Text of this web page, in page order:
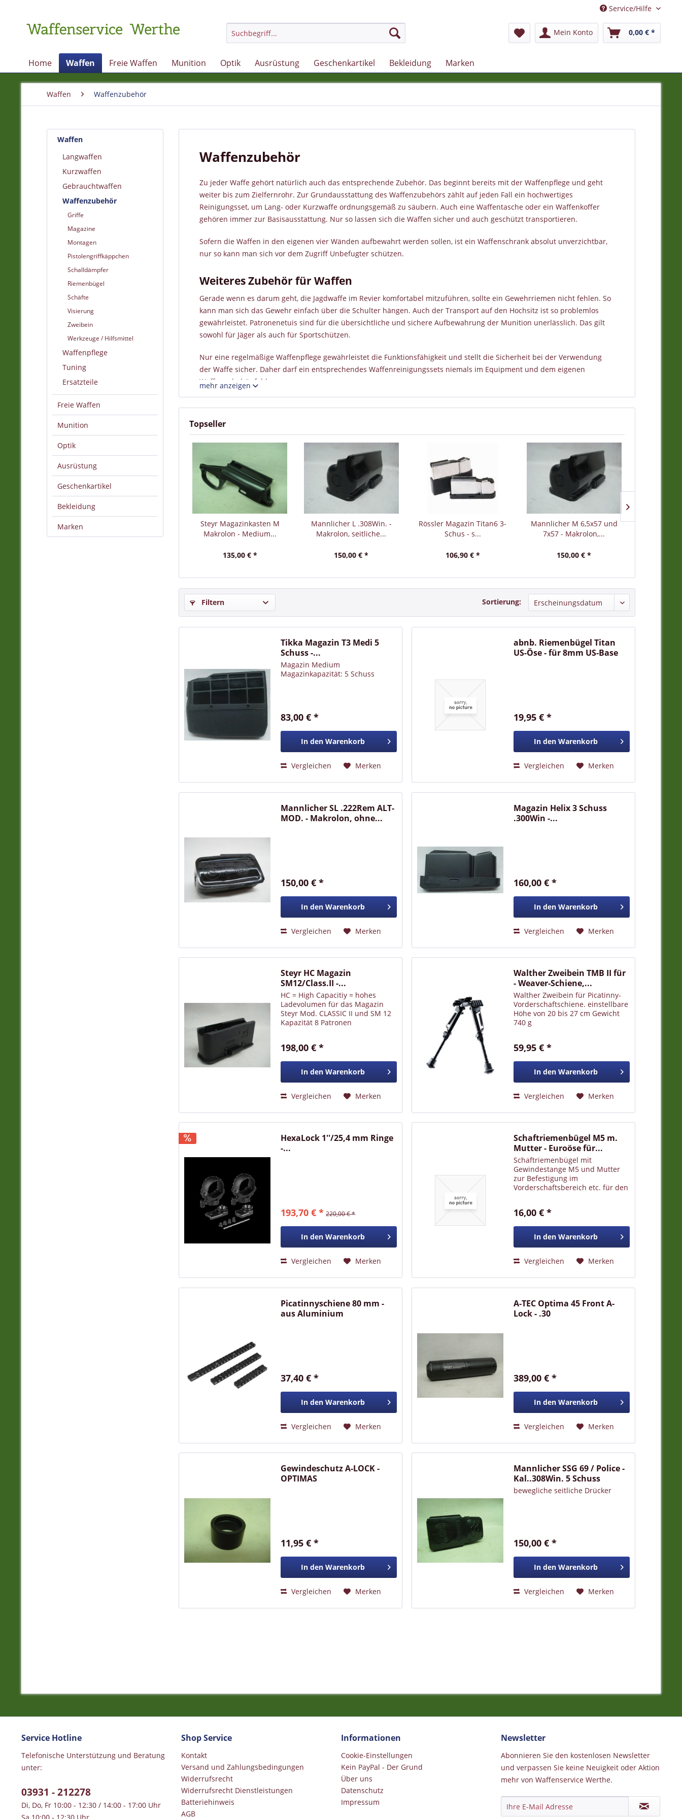
Service/Hilfe
Mein Konto 0,00 € *
Home Waffen Freie Waffen Munition Optik Ausrüstung Geschenkartikel Bekleidung Marken
Waffen Waffenzubehör
Waffen
Langwaffen
Kurzwaffen
Gebrauchtwaffen
Waffenzubehör
Griffe
Magazine
Montagen
Pistolengriffkäppchen
Schalldämpfer
Riemenbügel
Schäfte
Visierung
Zweibein
Werkzeuge / Hilfsmittel
Waffenpflege
Tuning
Ersatzteile
Freie Waffen
Munition
Optik
Ausrüstung
Geschenkartikel
Bekleidung
Marken
Waffenzubehör
Zu jeder Waffe gehört natürlich auch das entsprechende Zubehör. Das beginnt bereits mit der Waffenpflege und geht
weiter bis zum Zielfernrohr. Zur Grundausstattung des Waffenzubehörs zählt auf jeden Fall ein hochwertiges
Reinigungsset, um Lang- oder Kurzwaffe ordnungsgemäß zu säubern. Auch eine Waffentasche oder ein Waffenkoffer
gehören immer zur Basisausstattung. Nur so lassen sich die Waffen sicher und auch geschützt transportieren.
Sofern die Waffen in den eigenen vier Wänden aufbewahrt werden sollen, ist ein Waffenschrank absolut unverzichtbar,
nur so kann man sich vor dem Zugriff Unbefugter schützen.
Weiteres Zubehör für Waffen
Gerade wenn es darum geht, die Jagdwaffe im Revier komfortabel mitzuführen, sollte ein Gewehrriemen nicht fehlen. So
kann man sich das Gewehr einfach über die Schulter hängen. Auch der Transport auf den Hochsitz ist so problemlos
gewährleistet. Patronenetuis sind für die übersichtliche und sichere Aufbewahrung der Munition unerlässlich. Das gilt
sowohl für Jäger als auch für Sportschützen.
Nur eine regelmäßige Waffenpflege gewährleistet die Funktionsfähigkeit und stellt die Sicherheit bei der Verwendung
der Waffe sicher. Daher darf ein entsprechendes Waffenreinigungssets niemals im Equipment und dem eigenen
Waffenzubehör fehlen.
Kurzer Überblick über das wichtigste Waffenzubehör
Als Jäger sollte man in jedem Fall über einen entsprechenden Gewehrriemen für den komfortablen Transport der Waffe
durch das Gelände verfügen. Eine Gewehrtasche oder ein Gewehrkoffer sind für den sicheren Transport, während der
Ein Reinigungsset sorgt stets für die erforderliche Sicherheit und die Funktionstüchtigkeit einer jeden Waffe und ist
daher absolut unverzichtbar. Wer die Waffen zu Hause aufbewahrt, kann auf einen Waffenschrank auf keinen Fall
verzichten. Gerade wenn sich Kinder im Haushalt befinden, müssen die Waffen ordnungsgemäß verschlossen sein, damit
es nicht zu schlimmen Unfällen kommt und insgesamt sorgt der Waffenschrank vor unbefugten Zugriffen.
mehr anzeigen
Topseller
Steyr Magazinkasten M
Makrolon - Medium...
135,00 € *
Mannlicher L .308Win. -
Makrolon, seitliche...
150,00 € *
Rössler Magazin Titan6 3-
Schus - s...
106,90 € *
Mannlicher M 6,5x57 und
7x57 - Makrolon,...
150,00 € *
Filtern Sortierung:
Tikka Magazin T3 Medi 5
Schuss -...
Magazin Medium
Magazinkapazität: 5 Schuss
83,00 € *
In den Warenkorb
Vergleichen Merken
abnb. Riemenbügel Titan
US-Öse - für 8mm US-Base
19,95 € *
In den Warenkorb
Vergleichen Merken
Mannlicher SL .222Rem ALT-
MOD. - Makrolon, ohne...
150,00 € *
In den Warenkorb
Vergleichen Merken
Magazin Helix 3 Schuss
.300Win -...
160,00 € *
In den Warenkorb
Vergleichen Merken
Steyr HC Magazin
SM12/Class.II -...
HC = High Capacitiy = hohes
Ladevolumen für das Magazin
Steyr Mod. CLASSIC II und SM 12
Kapazität 8 Patronen
198,00 € *
In den Warenkorb
Vergleichen Merken
Walther Zweibein TMB II für
- Weaver-Schiene,...
Walther Zweibein für Picatinny-
Vorderschaftschiene. einstellbare
Höhe von 20 bis 27 cm Gewicht
740 g
59,95 € *
In den Warenkorb
Vergleichen Merken
HexaLock 1''/25,4 mm Ringe
-...
193,70 € * 220,00 € *
In den Warenkorb
Vergleichen Merken
Schaftriemenbügel M5 m.
Mutter - Euroöse für...
Schaftriemenbügel mit
Gewindestange M5 und Mutter
zur Befestigung im
Vorderschaftsbereich etc. für den
Schraubgelenk, vorhanden
16,00 € *
In den Warenkorb
Vergleichen Merken
Picatinnyschiene 80 mm -
aus Aluminium
37,40 € *
In den Warenkorb
Vergleichen Merken
A-TEC Optima 45 Front A-
Lock - .30
389,00 € *
In den Warenkorb
Vergleichen Merken
Gewindeschutz A-LOCK -
OPTIMAS
11,95 € *
In den Warenkorb
Vergleichen Merken
Mannlicher SSG 69 / Police -
Kal..308Win. 5 Schuss
bewegliche seitliche Drücker
150,00 € *
In den Warenkorb
Vergleichen Merken
Service Hotline
Telefonische Unterstützung und Beratung
unter:
03931 - 212278
Di, Do, Fr 10:00 - 12:30 / 14:00 - 17:00 Uhr
Shop Service
Kontakt
Versand und Zahlungsbedingungen
Widerrufsrecht
Widerrufsrecht Dienstleistungen
Batteriehinweis
AGB
Informationen
Cookie-Einstellungen
Kein PayPal - Der Grund
Über uns
Datenschutz
Impressum
Newsletter
Abonnieren Sie den kostenlosen Newsletter
und verpassen Sie keine Neuigkeit oder Aktion
mehr von Waffenservice Werthe.